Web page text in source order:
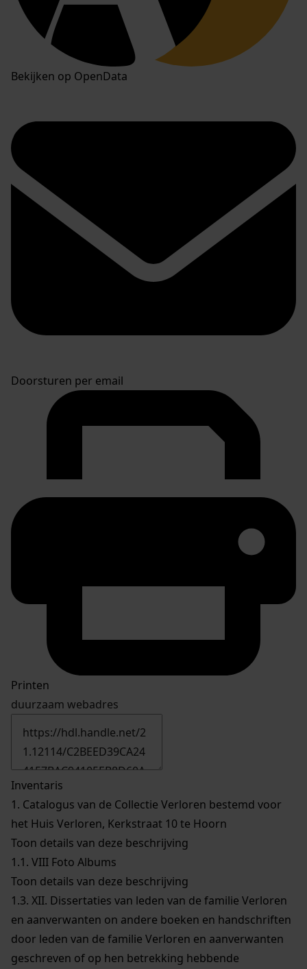
Bekijken op OpenData
Doorsturen per email
Printen
duurzaam webadres
Inventaris
1. Catalogus van de Collectie Verloren bestemd voor
het Huis Verloren, Kerkstraat 10 te Hoorn
Toon details van deze beschrijving
1.1. VIII Foto Albums
Toon details van deze beschrijving
1.3. XII. Dissertaties van leden van de familie Verloren
en aanverwanten on andere boeken en handschriften
door leden van de familie Verloren en aanverwanten
geschreven of op hen betrekking hebbende